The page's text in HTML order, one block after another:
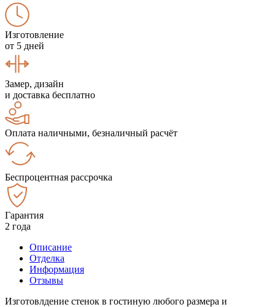
Изготовление
от 5 дней
Замер, дизайн
и доставка бесплатно
Оплата наличными, безналичный расчёт
Беспроцентная рассрочка
Гарантия
2 года
Описание
Отделка
Информация
Отзывы
Изготовлдение стенок в гостиную любого размера и